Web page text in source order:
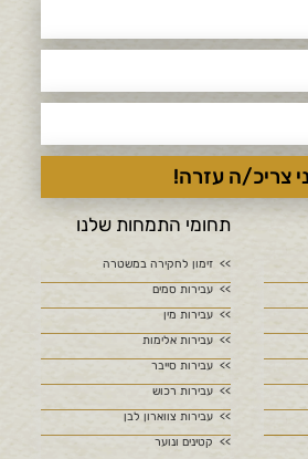
תחומי התמחות שלנו
זימון לחקירה במשטרה
עבירות סמים
עבירות מין
עבירות אלימות
עבירות סייבר
עבירות רכוש
עבירות צווארון לבן
קטינים ונוער